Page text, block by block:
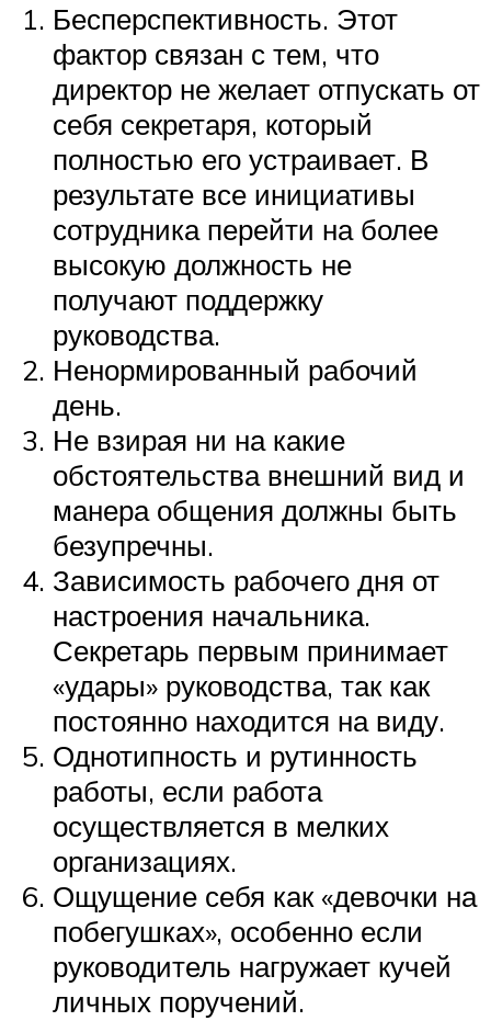
Бесперспективность. Этот
фактор связан с тем, что
директор не желает отпускать от
себя секретаря, который
полностью его устраивает. В
результате все инициативы
сотрудника перейти на более
высокую должность не
получают поддержку
руководства.
Ненормированный рабочий
день.
Не взирая ни на какие
обстоятельства внешний вид и
манера общения должны быть
безупречны.
Зависимость рабочего дня от
настроения начальника.
Секретарь первым принимает
«удары» руководства, так как
постоянно находится на виду.
Однотипность и рутинность
работы, если работа
осуществляется в мелких
организациях.
Ощущение себя как «девочки на
побегушках», особенно если
руководитель нагружает кучей
личных поручений.